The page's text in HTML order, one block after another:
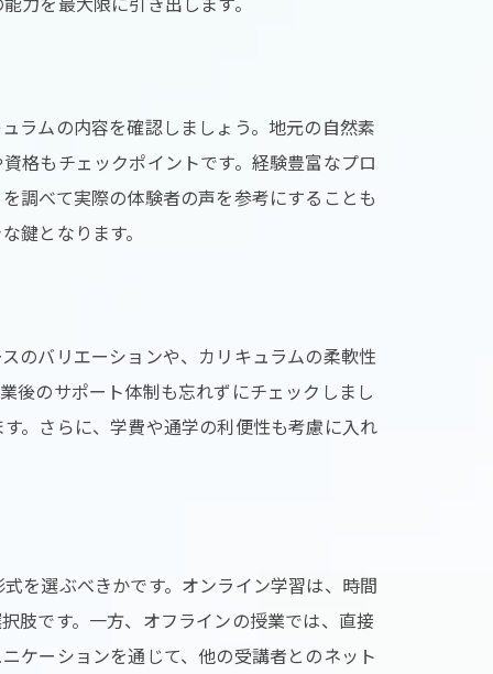
ラムの内容を確認しましょう。地元の自然素
格もチェックポイントです。経験豊富なプロ
調べて実際の体験者の声を参考にすることも
鍵となります。
のバリエーションや、カリキュラムの柔軟性
後のサポート体制も忘れずにチェックしまし
。さらに、学費や通学の利便性も考慮に入れ
を選ぶべきかです。オンライン学習は、時間
肢です。一方、オフラインの授業では、直接
ケーションを通じて、他の受講者とのネット